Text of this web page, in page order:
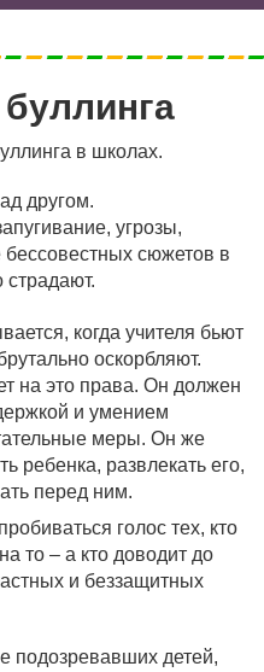
в школах.
другом.
угрозы,
сюжетов в
страдают.
когда учителя бьют
оскорбляют.
на это права. Он должен
и умением
меры. Он же
ребенка, развлекать его,
перед ним.
голос тех, кто
то – а кто доводит до
и беззащитных
подозревавших детей,